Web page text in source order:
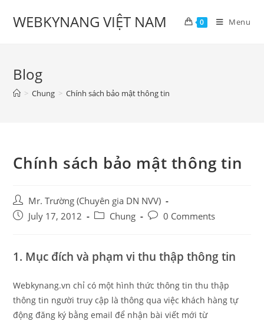
WEBKYNANG VIỆT NAM 0 Menu
Blog
> Chung > Chính sách bảo mật thông tin
Chính sách bảo mật thông tin
Post
author:
Mr. Trường (Chuyên gia DN NVV)
PostJuly 17, 2012
PostChung
Post0 Comments
1. Mục đích và phạm vi thu thập thông tin
Webkynang.vn chỉ có một hình thức thông tin thu thập
thông tin người truy cập là thông qua việc khách hàng tự
động đăng ký bằng email để nhận bài viết mới từ